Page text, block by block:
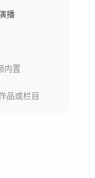
播
内置
品或栏目